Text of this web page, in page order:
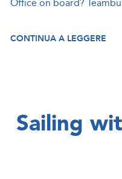
Office on board?
CONTINUA A LEGGERE
Sailing